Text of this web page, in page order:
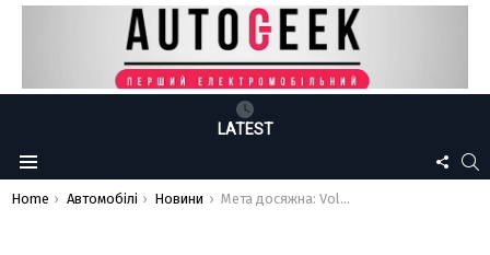
LATEST
Menu
US
You are here:
Home Автомобілі Новини Мета досяжна: Volkswagen та Mercedes-Benz підтримали повну заборону ДВЗ у ЄС до 2035 року